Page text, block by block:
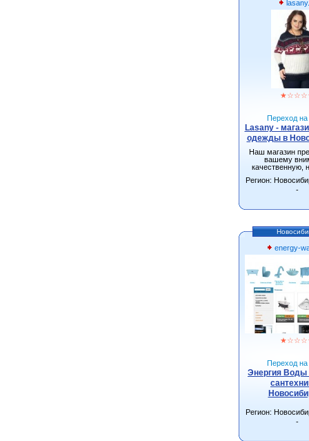
★☆☆☆
Переход на
Lasany -
одежды в
Наш магазин
вашему
качественную,
Регион:
-
energy-
★☆☆☆
Переход на
Энергия Воды
Регион:
-